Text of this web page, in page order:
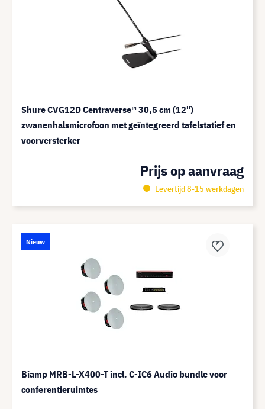
Shure CVG12D Centraverse™ 30,5 cm (12")
zwanenhalsmicrofoon met geïntegreerd tafelstatief en
voorversterker
Prijs op aanvraag
Levertijd 8-15 werkdagen
Nieuw
Biamp MRB-L-X400-T incl. C-IC6 Audio bundle voor
conferentieruimtes